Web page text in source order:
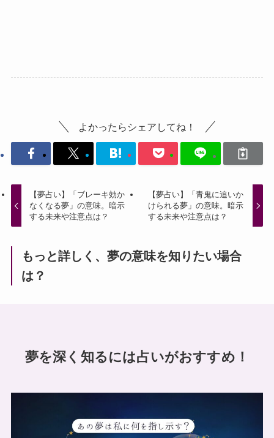
よかったらシェアしてね！
【夢占い】「ブレーキ効か
なくなる夢」の意味。暗示
する未来や注意点は？
【夢占い】「青鬼に追いか
けられる夢」の意味。暗示
する未来や注意点は？
もっと詳しく、夢の意味を知りたい場合
は？
夢を深く知るには占いがおすすめ！